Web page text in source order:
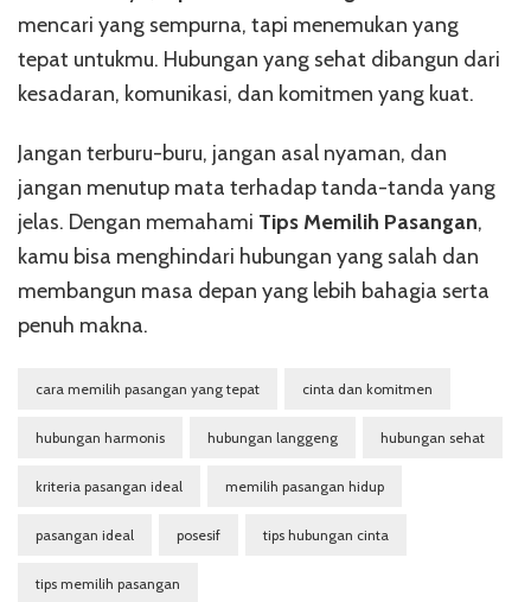
mencari yang sempurna, tapi menemukan yang
tepat untukmu. Hubungan yang sehat dibangun dari
kesadaran, komunikasi, dan komitmen yang kuat.
Jangan terburu-buru, jangan asal nyaman, dan
jangan menutup mata terhadap tanda-tanda yang
jelas. Dengan memahami Tips Memilih Pasangan,
kamu bisa menghindari hubungan yang salah dan
membangun masa depan yang lebih bahagia serta
penuh makna.
cara memilih pasangan yang tepat cinta dan komitmen
hubungan harmonis hubungan langgeng hubungan sehat
kriteria pasangan ideal memilih pasangan hidup
pasangan ideal posesif tips hubungan cinta
tips memilih pasangan